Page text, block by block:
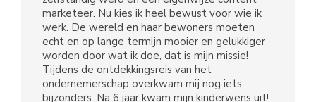
marketeer. Nu kies ik heel bewust voor wie ik
werk. De wereld en haar bewoners moeten
echt en op lange termijn mooier en gelukkiger
worden door wat ik doe, dat is mijn missie!
Tijdens de ontdekkingsreis van het
ondernemerschap overkwam mij nog iets
bijzonders. Na 6 jaar kwam mijn kinderwens uit!